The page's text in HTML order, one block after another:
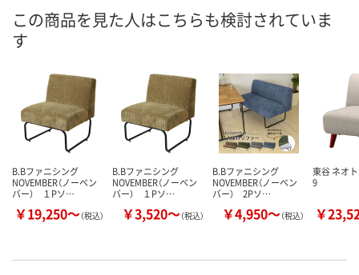
8月20日（木）まで
カゴへ カゴへ
した
この商品を見た人はこちらも検討されていま
す
B.Bファニシング
NOVEMBER（ノーベン
バー） １Pソ…
￥19,250～（税込）
B.Bファニシング
NOVEMBER（ノーベン
バー） １Pソ…
￥3,520～（税込）
B.Bファニシング
NOVEMBER（ノーベン
バー） 2Pソ…
￥4,950～（税込）
東谷 ネオ
9
￥